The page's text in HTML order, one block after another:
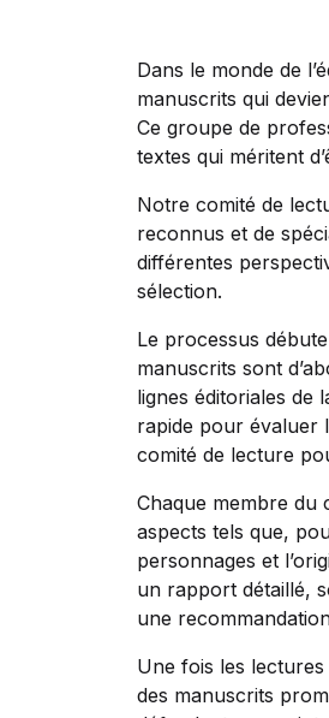
Dans le monde de
manuscrits qui
Ce groupe de
textes qui méritent
Notre comité de
reconnus et de
différentes
sélection.
Le processus
manuscrits sont
lignes éditoriales de
rapide pour évaluer
comité de lecture
Chaque membre du
aspects tels que,
personnages et
un rapport détaillé,
une
Une fois les
des manuscrits